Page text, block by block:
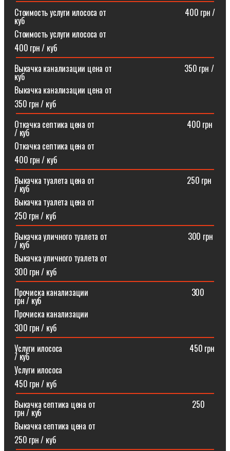
Стоимость услуги илососа от⠀⠀⠀⠀⠀⠀⠀⠀⠀⠀⠀⠀⠀400 грн /
куб
Стоимость услуги илососа от
400 грн / куб
Выкачка канализации цена от⠀⠀⠀⠀⠀⠀⠀⠀⠀⠀⠀⠀350 грн /
куб
Выкачка канализации цена от
350 грн / куб
Откачка септика цена от ⠀⠀⠀⠀⠀⠀⠀⠀⠀⠀⠀⠀⠀⠀⠀400 грн
/ куб
Откачка септика цена от
400 грн / куб
Выкачка туалета цена от ⠀⠀⠀⠀⠀⠀⠀⠀⠀⠀⠀⠀⠀⠀⠀250 грн
/ куб
Выкачка туалета цена от
250 грн / куб
Выкачка уличного туалета от ⠀⠀⠀⠀⠀⠀⠀⠀⠀⠀⠀⠀⠀300 грн
/ куб
Выкачка уличного туалета от
300 грн / куб
Прочиска канализации⠀⠀⠀⠀⠀⠀⠀⠀⠀⠀⠀⠀⠀⠀⠀⠀⠀300
грн / куб
Прочиска канализации
300 грн / куб
Услуги илососа⠀⠀⠀⠀⠀⠀⠀⠀⠀⠀⠀⠀⠀⠀⠀⠀⠀⠀⠀⠀⠀450 грн
/ куб
Услуги илососа
450 грн / куб
Выкачка септика цена от⠀⠀⠀⠀⠀⠀⠀⠀⠀⠀⠀⠀⠀⠀⠀⠀250
грн / куб
Выкачка септика цена от
250 грн / куб